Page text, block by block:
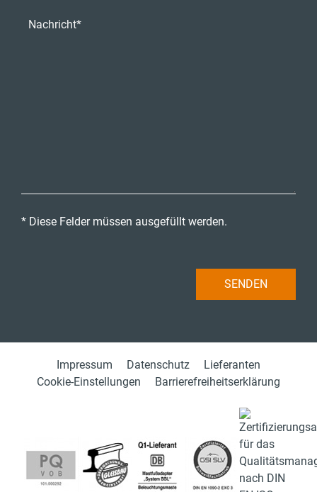
* Diese Felder müssen ausgefüllt werden.
Impressum Datenschutz
Lieferanten
Cookie-Einstellungen
Barrierefreiheitserklärung